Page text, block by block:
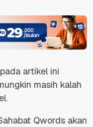
artikel ini
masih kalah
Qwords akan